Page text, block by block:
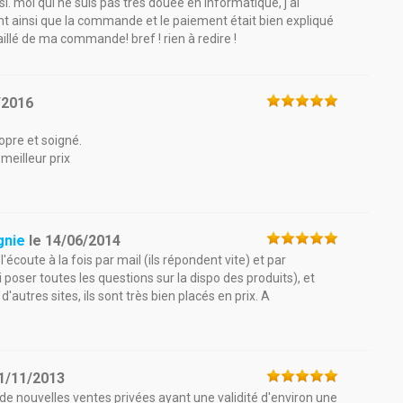
ainsi que la commande et le paiement était bien expliqué
de ma commande! bref ! rien à redire !
et soigné.
prix
le 14/06/2014
à la fois par mail (ils répondent vite) et par
toutes les questions sur la dispo des produits), et
sites, ils sont très bien placés en prix. A
11/2013
nouvelles ventes privées ayant une validité d'environ une